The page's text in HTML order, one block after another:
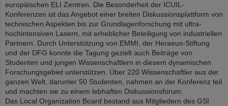
europäischen ELI Zentren. Die Besonderheit der ICUIL-
Konferenzen ist das Angebot einer breiten Diskussionsplattform von
technischen Aspekten bis zur Grundlagenforschung mit ultra-
hochintensiven Lasern, mit erheblicher Beteiligung von industriellen
Partnern. Durch Unterstützung von EMMI, der Heraeus-Stiftung
und der DFG konnte die Tagung gezielt auch Beiträge von
Studenten und jungen Wissenschaftlern in diesem dynamischen
Forschungsgebiet unterstützen. Über 220 Wissenschaftler aus der
ganzen Welt, darunter 50 Studenten, nahmen an der Konferenz teil
und machten sie zu einem lebhaften Diskussionsforum.
Das Local Organization Board bestand aus Mitgliedern des GSI